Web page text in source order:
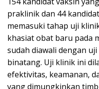
praklinik dan 44
memasuki tahap uji
khasiat obat baru pada
sudah diawali dengan
binatang. Uji klinik ini
efektivitas, keamanan,
yang dimungkinkan